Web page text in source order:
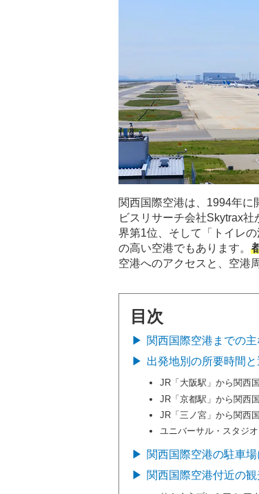
関西国際空港は、1994年に
ビスリサーチ会社Skytrax
界第1位、そして「トイレ
の高い空港でもあります。
空港へのアクセスと、空港
目次
関西国際空港までの
出発地別の所要時間
JR「大阪駅」から関西
JR「京都駅」から関西
JR「三ノ宮」から関西
ユニバーサル・スタジ
関西国際空港の駐車場
関西国際空港付近の